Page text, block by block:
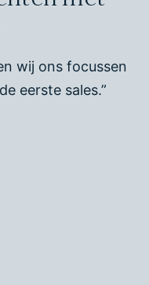
wij ons focussen
eerste sales.”